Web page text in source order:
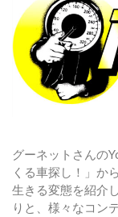
グーネットさんの
くる車探し！」か
生きる変態を紹介
りと、様々なコン